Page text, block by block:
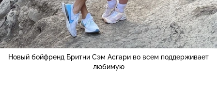
Новый бойфренд Бритни Сэм Асгари во всем поддерживает
любимую